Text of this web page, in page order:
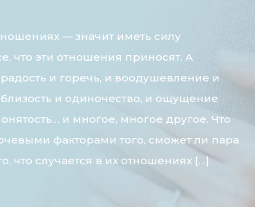
— значит иметь силу
что эти отношения приносят. А
и горечь, и воодушевление и
и одиночество, и ощущение
и многое, многое другое. Что
факторами того, сможет ли пара
что случается в их отношениях […]